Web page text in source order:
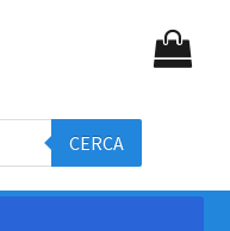
CERCA